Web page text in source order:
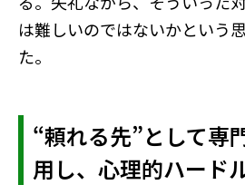
は難しいのではないかという
た。
“頼れる先”として専
用し、心理的ハード